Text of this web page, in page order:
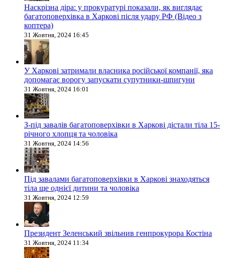
Наскрізна діра: у прокуратурі показали, як виглядає
багатоповерхівка в Харкові після удару РФ (Відео з
коптера)
31 Жовтня, 2024 16:45
У Харкові затримали власника російської компанії, яка
допомагає ворогу запускати супутники-шпигуни
31 Жовтня, 2024 16:01
З-під завалів багатоповерхівки в Харкові дістали тіла 15-
річного хлопця та чоловіка
31 Жовтня, 2024 14:56
Під завалами багатоповерхівки в Харкові знаходяться
тіла ще однієї дитини та чоловіка
31 Жовтня, 2024 12:59
Президент Зеленський звільнив генпрокурора Костіна
31 Жовтня, 2024 11:34